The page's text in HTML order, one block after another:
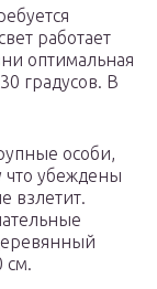
работает
оптимальная
градусов. В
особи,
что убеждены
взлетит.
см.